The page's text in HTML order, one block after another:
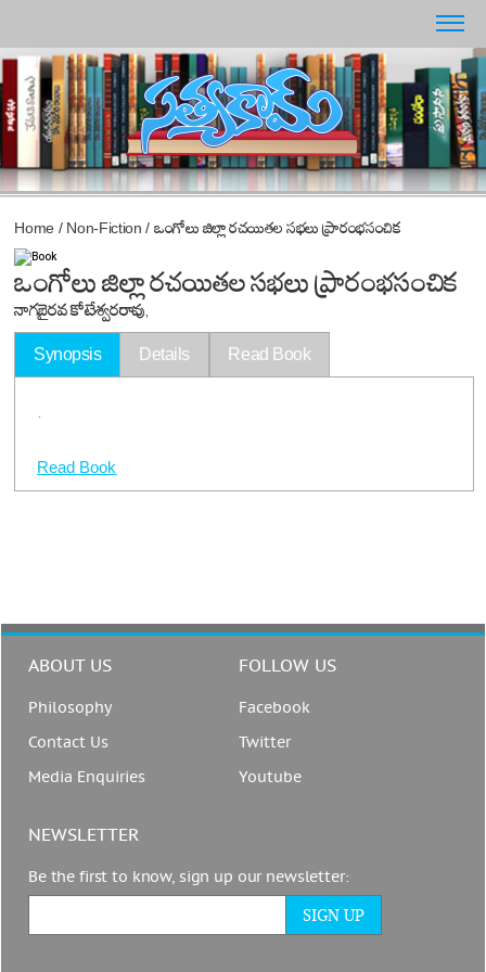
Home / Non-Fiction / ఒంగోలు జిల్లా రచయితల సభలు ప్రారంభసంచిక
ఒంగోలు జిల్లా రచయితల సభలు ప్రారంభసంచిక
నాగబైరవ కోటేశ్వరరావు,
Synopsis Details Read Book
.
Read Book
ABOUT US
Philosophy
Contact Us
Media Enquiries
FOLLOW US
Facebook
Twitter
Youtube
NEWSLETTER
Be the first to know, sign up our newsletter: